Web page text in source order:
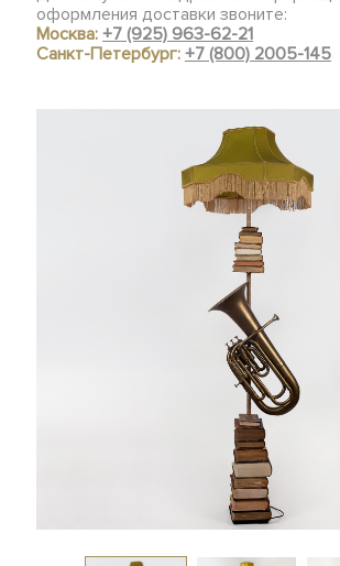
оформления доставки звоните:
Москва:+7 (925) 963-62-21
Санкт-Петербург:+7 (800) 2005-145